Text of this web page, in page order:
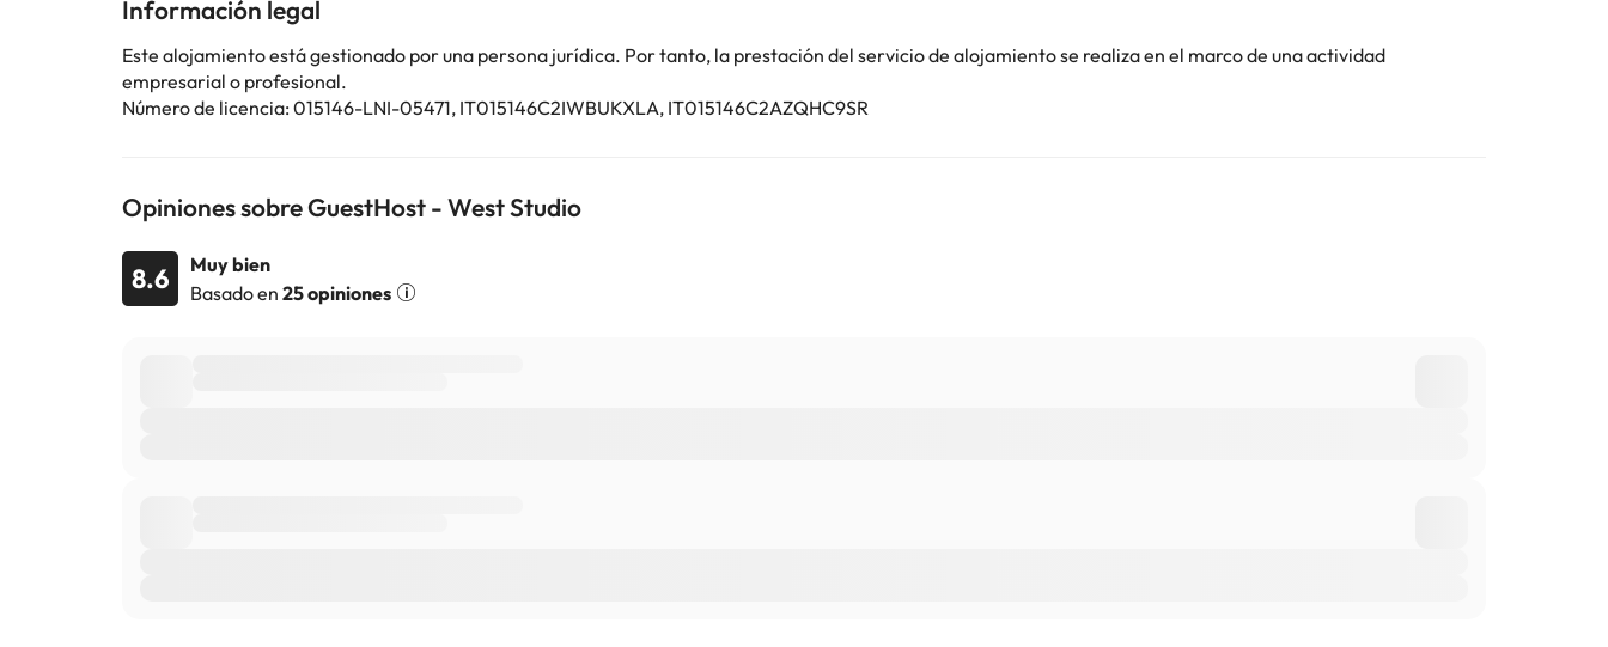
Algunos de los servicios detallados pueden ser de pago. Puedes consultar sus tarifas directamente en el establecimiento. Toda la información de esta ficha está sujeta a
Información legal
Este alojamiento está gestionado por una persona jurídica. Por tanto, la prestación del servicio de alojamiento se realiza en el marco de una actividad
empresarial o profesional.
Número de licencia: 015146-LNI-05471, IT015146C2IWBUKXLA, IT015146C2AZQHC9SR
Opiniones sobre GuestHost - West Studio
8.6
Muy bien
Basado en 25 opiniones